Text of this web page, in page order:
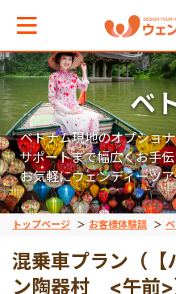
トップページ お客様体験談
ベ
ベトナム現地のオプショ
サポートまで幅広くお手
お気軽にウェンディーツ
混乗車プラン（【
ン陶器村 <午前>
メインメニューへ戻る
アからお役立ち情報を探す
ドネシア